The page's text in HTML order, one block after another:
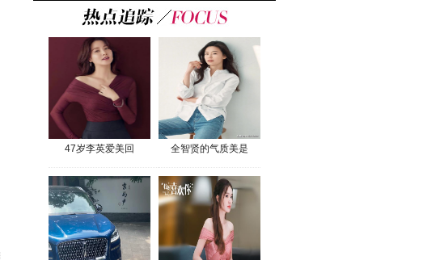
47岁李英爱美回 全智贤的气质美是